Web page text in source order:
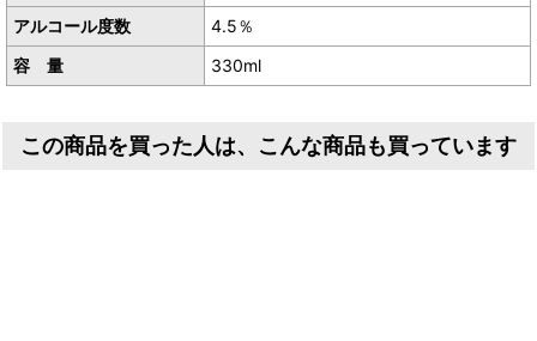
軽い飲み口の食卓向けのビールです。
（生産元資料より抜粋）
アルコール度数
4.5％
容 量
330ml
この商品を買った人は、こんな商品も買っています